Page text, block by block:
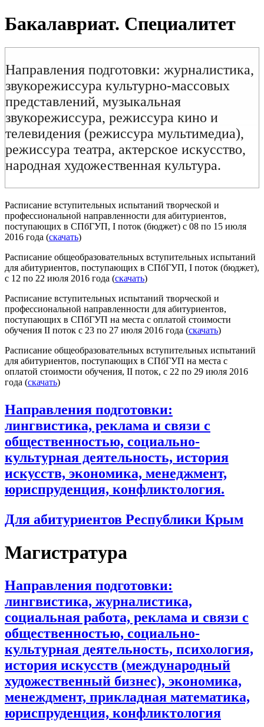
Бакалавриат. Специалитет
Направления подготовки: журналистика,
звукорежиссура культурно-массовых
представлений, музыкальная
звукорежиссура, режиссура кино и
телевидения (режиссура мультимедиа),
режиссура театра, актерское искусство,
народная художественная культура.
Расписание вступительных испытаний творческой и
профессиональной направленности для абитуриентов,
поступающих в СПбГУП, I поток (бюджет) с 08 по 15 июля
2016 года (скачать)
Расписание общеобразовательных вступительных испытаний
для абитуриентов, поступающих в СПбГУП, I поток (бюджет),
с 12 по 22 июля 2016 года (скачать)
Расписание вступительных испытаний творческой и
профессиональной направленности для абитуриентов,
поступающих в СПбГУП на места с оплатой стоимости
обучения II поток c 23 по 27 июля 2016 года (скачать)
Расписание общеобразовательных вступительных испытаний
для абитуриентов, поступающих в СПбГУП на места с
оплатой стоимости обучения, II поток, с 22 по 29 июля 2016
года (скачать)
Направления подготовки:
лингвистика, реклама и связи с
общественностью, социально-
культурная деятельность, история
искусств, экономика, менеджмент,
юриспруденция, конфликтология.
Для абитуриентов Республики Крым
Магистратура
Направления подготовки:
лингвистика, журналистика,
социальная работа, реклама и связи с
общественностью, социально-
культурная деятельность, психология,
история искусств (международный
художественный бизнес), экономика,
менеждмент, прикладная математика,
юриспруденция, конфликтология